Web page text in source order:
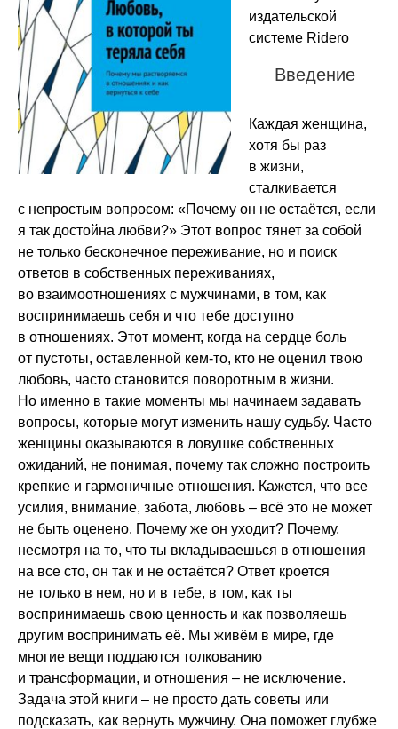
издательской
системе Ridero
Введение
Каждая женщина,
хотя бы раз
в жизни,
сталкивается
с непростым вопросом: «Почему он не остаётся, если
я так достойна любви?» Этот вопрос тянет за собой
не только бесконечное переживание, но и поиск
ответов в собственных переживаниях,
во взаимоотношениях с мужчинами, в том, как
воспринимаешь себя и что тебе доступно
в отношениях. Этот момент, когда на сердце боль
от пустоты, оставленной кем-то, кто не оценил твою
любовь, часто становится поворотным в жизни.
Но именно в такие моменты мы начинаем задавать
вопросы, которые могут изменить нашу судьбу. Часто
женщины оказываются в ловушке собственных
ожиданий, не понимая, почему так сложно построить
крепкие и гармоничные отношения. Кажется, что все
усилия, внимание, забота, любовь – всё это не может
не быть оценено. Почему же он уходит? Почему,
несмотря на то, что ты вкладываешься в отношения
на все сто, он так и не остаётся? Ответ кроется
не только в нем, но и в тебе, в том, как ты
воспринимаешь свою ценность и как позволяешь
другим воспринимать её. Мы живём в мире, где
многие вещи поддаются толкованию
и трансформации, и отношения – не исключение.
Задача этой книги – не просто дать советы или
подсказать, как вернуть мужчину. Она поможет глубже